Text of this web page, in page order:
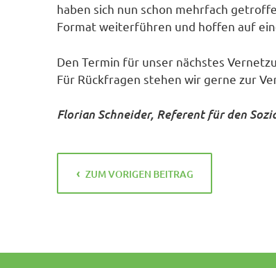
haben sich nun schon mehrfach
Format weiterführen und hoffen auf
Den Termin für unser nächstes
Für Rückfragen stehen wir gerne zur
Florian Schneider, Referent für den
ZUM VORIGEN BEITRAG